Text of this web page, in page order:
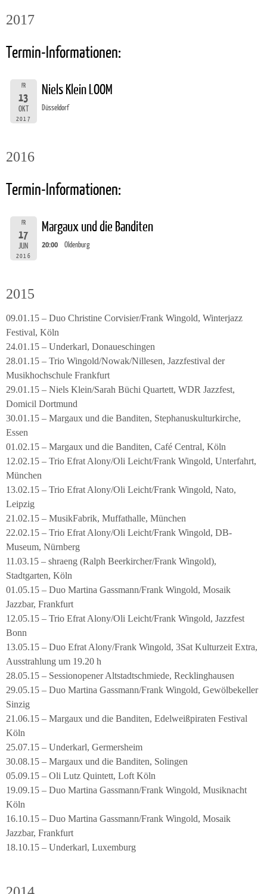
2017
Termin-Informationen:
FR
13
OKT
2017
Niels Klein LOOM
Düsseldorf
2016
Termin-Informationen:
FR
17
JUN
2016
Margaux und die Banditen
20:00 Oldenburg
2015
09.01.15 – Duo Christine Corvisier/Frank Wingold, Winterjazz
Festival, Köln
24.01.15 – Underkarl, Donaueschingen
28.01.15 – Trio Wingold/Nowak/Nillesen, Jazzfestival der
Musikhochschule Frankfurt
29.01.15 – Niels Klein/Sarah Büchi Quartett, WDR Jazzfest,
Domicil Dortmund
30.01.15 – Margaux und die Banditen, Stephanuskulturkirche,
Essen
01.02.15 – Margaux und die Banditen, Café Central, Köln
12.02.15 – Trio Efrat Alony/Oli Leicht/Frank Wingold, Unterfahrt,
München
13.02.15 – Trio Efrat Alony/Oli Leicht/Frank Wingold, Nato,
Leipzig
21.02.15 – MusikFabrik, Muffathalle, München
22.02.15 – Trio Efrat Alony/Oli Leicht/Frank Wingold, DB-
Museum, Nürnberg
11.03.15 – shraeng (Ralph Beerkircher/Frank Wingold),
Stadtgarten, Köln
01.05.15 – Duo Martina Gassmann/Frank Wingold, Mosaik
Jazzbar, Frankfurt
12.05.15 – Trio Efrat Alony/Oli Leicht/Frank Wingold, Jazzfest
Bonn
13.05.15 – Duo Efrat Alony/Frank Wingold, 3Sat Kulturzeit Extra,
Ausstrahlung um 19.20 h
28.05.15 – Sessionopener Altstadtschmiede, Recklinghausen
29.05.15 – Duo Martina Gassmann/Frank Wingold, Gewölbekeller
Sinzig
21.06.15 – Margaux und die Banditen, Edelweißpiraten Festival
Köln
25.07.15 – Underkarl, Germersheim
30.08.15 – Margaux und die Banditen, Solingen
05.09.15 – Oli Lutz Quintett, Loft Köln
19.09.15 – Duo Martina Gassmann/Frank Wingold, Musiknacht
Köln
16.10.15 – Duo Martina Gassmann/Frank Wingold, Mosaik
Jazzbar, Frankfurt
18.10.15 – Underkarl, Luxemburg